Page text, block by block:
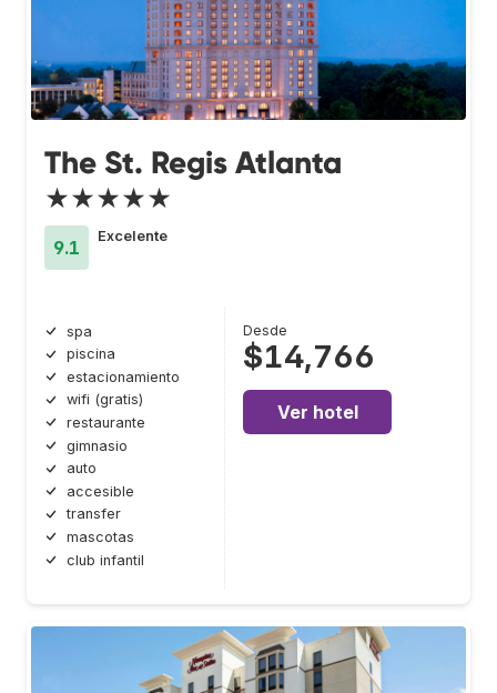
The St. Regis Atlanta
★★★★★
9.1
Excelente
spa
piscina
estacionamiento
wifi (gratis)
restaurante
gimnasio
auto
accesible
transfer
mascotas
club infantil
Desde
$14,766
Ver hotel